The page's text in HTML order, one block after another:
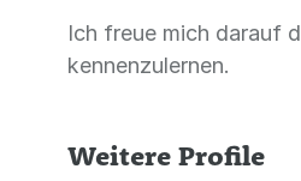
Ich freue mich darauf
kennenzulernen.
Weitere Profile